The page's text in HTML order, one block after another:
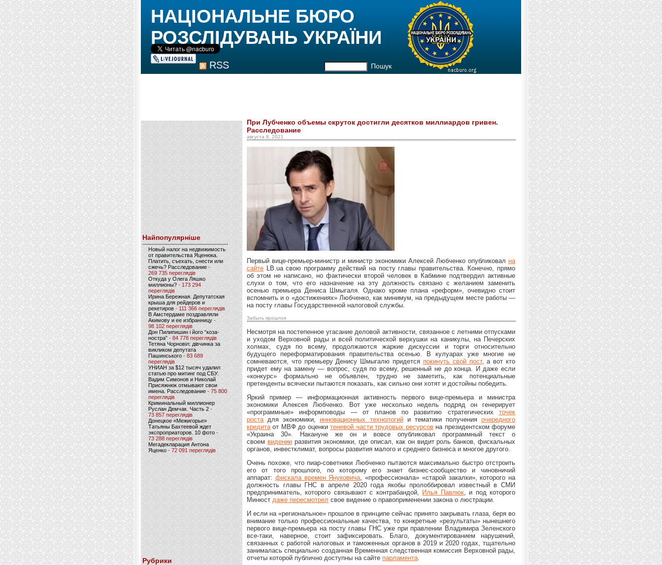
RSS Пошук
НАЦІОНАЛЬНЕ БЮРО
РОЗСЛІДУВАНЬ УКРАЇНИ
Найпопулярніше
Новый налог на недвижимость
от правительства Яценюка.
Платить, съехать, снести или
сжечь? Расследование-
269 735 переглядів
Откуда у Олега Ляшко
миллионы? - 173 294
переглядів
Ирина Бережная. Депутатская
крыша для рейдеров и
рекетиров - 111 366 переглядів
В Амстердаме поздравляли
Акимову и ее избранницу -
98 102 переглядів
Дон Пилипишин і його “коза-
ностра” - 84 778 переглядів
Тетяна Чорновіл: дівчинка за
викликом депутата
Пашинського- 83 689
переглядів
УНИАН за $12 тысяч удалил
статью про митинг под СБУ.
Вадим Симонов и Николай
Присяжнюк отмывают свои
имена. Расследование - 75 800
переглядів
Криминальный миллионер
Руслан Демчак. Часть 2-
73 857 переглядів
Донецкое «Межигорье»
Татьяны Бахтеевой ждет
экспроприаторов. 10 фото -
73 288 переглядів
Мегадекларация Антона
Яценко - 72 091 переглядів
Рубрики
При Лубченко объемы скруток достигли десятков миллиардов гривен.
Расследование
августа 8, 2021
Первый вице-премьер-министр и министр экономики Алексей Любченко опубликовал на
сайте LB.ua свою программу действий на посту главы правительства. Конечно, прямо
об этом не написано, но фактически второй человек в Кабмине подтвердил активные
слухи о том, что его назначение на эту должность связано с желанием заменить
осенью премьера Дениса Шмыгаля. Однако кроме плана «реформ», очевидно стоит
вспомнить и о «достижениях» Любченко, как минимум, на предыдущем месте работы —
на посту главы Государственной налоговой службы.
Забыть прошлое
Несмотря на постепенное угасание деловой активности, связанное с летними отпусками
и уходом Верховной рады и всей политической верхушки на каникулы, на Печерских
холмах, судя по всему, продолжаются жаркие дискуссии и торги относительно
будущего переформатирования правительства осенью. В кулуарах уже многие не
сомневаются, что премьеру Денису Шмыгалю придется покинуть свой пост, а вот кто
придет ему на замену — вопрос, судя по всему, решенный не до конца. И даже если
«конкурс» формально не объявлен, трудно не заметить, как потенциальные
претенденты всячески пытаются показать, как сильно они хотят и достойны победить.
Яркий пример — информационная активность первого вице-премьера и министра
экономики Алексея Любченко. Вот уже несколько недель подряд он генерирует
«программные» информповоды — от планов по развитию стратегических точек
ростадля экономики, инновационных технологийи тематики получения очередного
кредитаот МВФ до оценкитеневой части трудовых ресурсовна президентском форуме
«Украина 30». Накануне же он и вовсе опубликовал программный текст о
своем виденииразвития экономики, где описал, как он видит роль банков, фискальных
органов, инвестклимат, вопросы развития малого и среднего бизнеса и многое другого.
Очень похоже, что пиар-советники Любченко пытаются максимально быстро отстроить
его от того прошлого, по которому его знает бизнес-сообщество и чиновничий
аппарат: фискала времен Януковича, «профессионала» «старой закалки», которого на
должность главы ГНС в апреле 2020 года якобы пролоббировал известный в СМИ
предприниматель, которого связывают с контрабандой, Илья Павлюк, и под которого
Минюст даже пересмотрел свое видение о правоприменении закона о люстрации.
И если на «региональное» прошлое в принципе сейчас принято закрывать глаза, беря во
внимание только профессиональные качества, то конкретные «результаты» нынешнего
первого вице-премьера на посту главы ГНС уже при правлении Владимира Зеленского
все-таки, наверное, стоит зафиксировать. Благо, документированием нарушений,
связанных с работой налоговых и таможенных органов в 2019 и 2020 годах, тщательно
занималась специально созданная Временная следственная комиссия Верховной рады,
отчеты которой публично доступны на сайте парламента.